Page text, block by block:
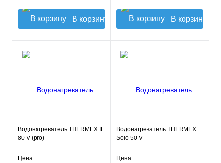
В корзину В корзину
Водонагреватель THERMEX IF
80 V (pro)
Цена:
Водонагреватель THERMEX
Solo 50 V
Цена: